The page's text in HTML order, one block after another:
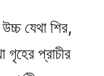
যেথা শির,
গৃহের প্রাচীর